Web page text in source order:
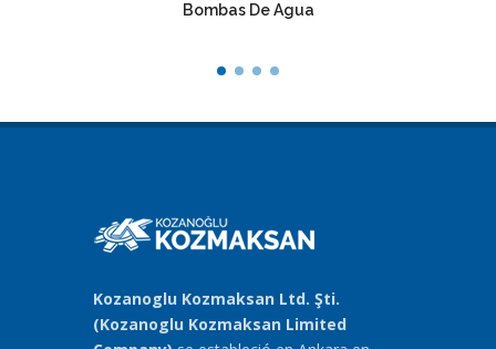
Bombas De Agua
Kozanoglu Kozmaksan Ltd. Şti.
(Kozanoglu Kozmaksan Limited